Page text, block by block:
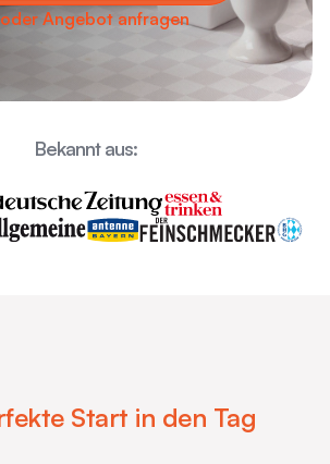
oder Angebot anfragen
Bekannt aus:
Start in den Tag